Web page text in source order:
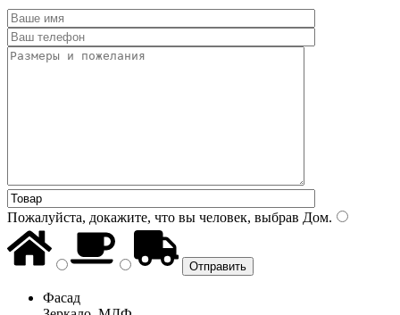
Пожалуйста, докажите, что вы человек, выбрав Дом.
Фасад